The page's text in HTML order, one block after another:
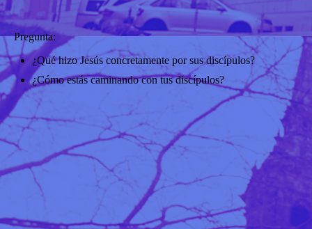
Pregunta:
¿Qué hizo Jesús concretamente por sus discípulos?
¿Cómo estás caminando con tus discípulos?